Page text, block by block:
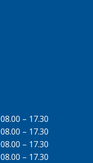
08.00 – 17.30
08.00 – 17.30
08.00 – 17.30
08.00 – 17.30